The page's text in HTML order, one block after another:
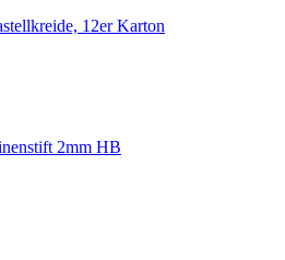
12er Karton
2mm HB